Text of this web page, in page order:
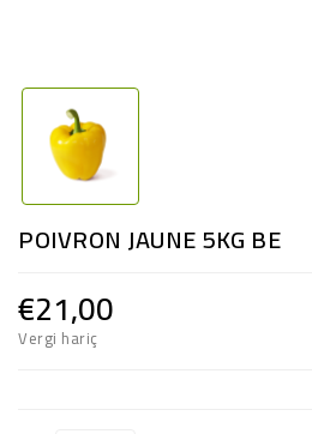
POIVRON JAUNE 5KG BE
€21,00
Vergi hariç